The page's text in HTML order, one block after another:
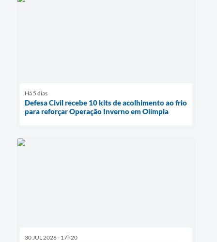
Há 5 dias
Defesa Civil recebe 10 kits de acolhimento ao frio
para reforçar Operação Inverno em Olímpia
30 JUL 2026 - 17h20